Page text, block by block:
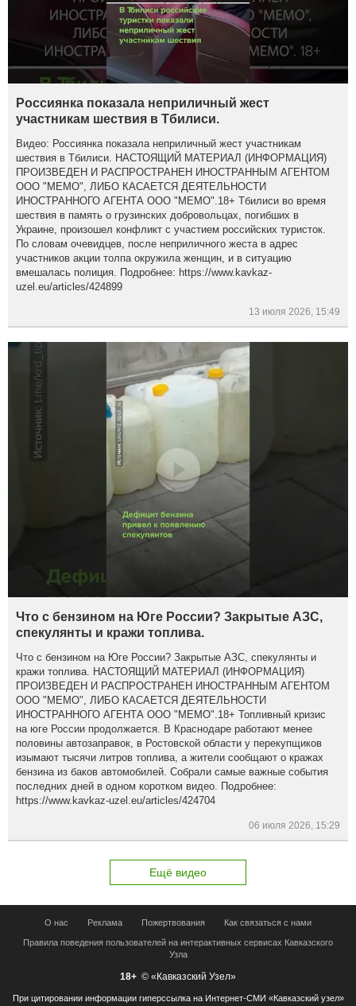
Россиянка показала неприличный жест
участникам шествия в Тбилиси.
Видео: Россиянка показала неприличный жест участникам
шествия в Тбилиси. НАСТОЯЩИЙ МАТЕРИАЛ (ИНФОРМАЦИЯ)
ПРОИЗВЕДЕН И РАСПРОСТРАНЕН ИНОСТРАННЫМ АГЕНТОМ
ООО "МЕМО", ЛИБО КАСАЕТСЯ ДЕЯТЕЛЬНОСТИ
ИНОСТРАННОГО АГЕНТА ООО "МЕМО".18+ Тбилиси во время
шествия в память о грузинских добровольцах, погибших в
Украине, произошел конфликт с участием российских туристок.
По словам очевидцев, после неприличного жеста в адрес
участников акции толпа окружила женщин, и в ситуацию
вмешалась полиция. Подробнее: https://www.kavkaz-
uzel.eu/articles/424899
13 июля 2026, 15:49
Что с бензином на Юге России? Закрытые АЗС,
спекулянты и кражи топлива.
Что с бензином на Юге России? Закрытые АЗС, спекулянты и
кражи топлива. НАСТОЯЩИЙ МАТЕРИАЛ (ИНФОРМАЦИЯ)
ПРОИЗВЕДЕН И РАСПРОСТРАНЕН ИНОСТРАННЫМ АГЕНТОМ
ООО "МЕМО", ЛИБО КАСАЕТСЯ ДЕЯТЕЛЬНОСТИ
ИНОСТРАННОГО АГЕНТА ООО "МЕМО".18+ Топливный кризис
на юге России продолжается. В Краснодаре работают менее
половины автозаправок, в Ростовской области у перекупщиков
изымают тысячи литров топлива, а жители сообщают о кражах
бензина из баков автомобилей. Собрали самые важные события
последних дней в одном коротком видео. Подробнее:
https://www.kavkaz-uzel.eu/articles/424704
06 июля 2026, 15:29
Ещё видео
О нас Реклама Пожертвования Как связаться с нами
Правила поведения пользователей на интерактивных сервисах Кавказского
Узла
18+ © «Кавказский Узел»
При цитировании информации гиперссылка на Интернет-СМИ «Кавказский узел»